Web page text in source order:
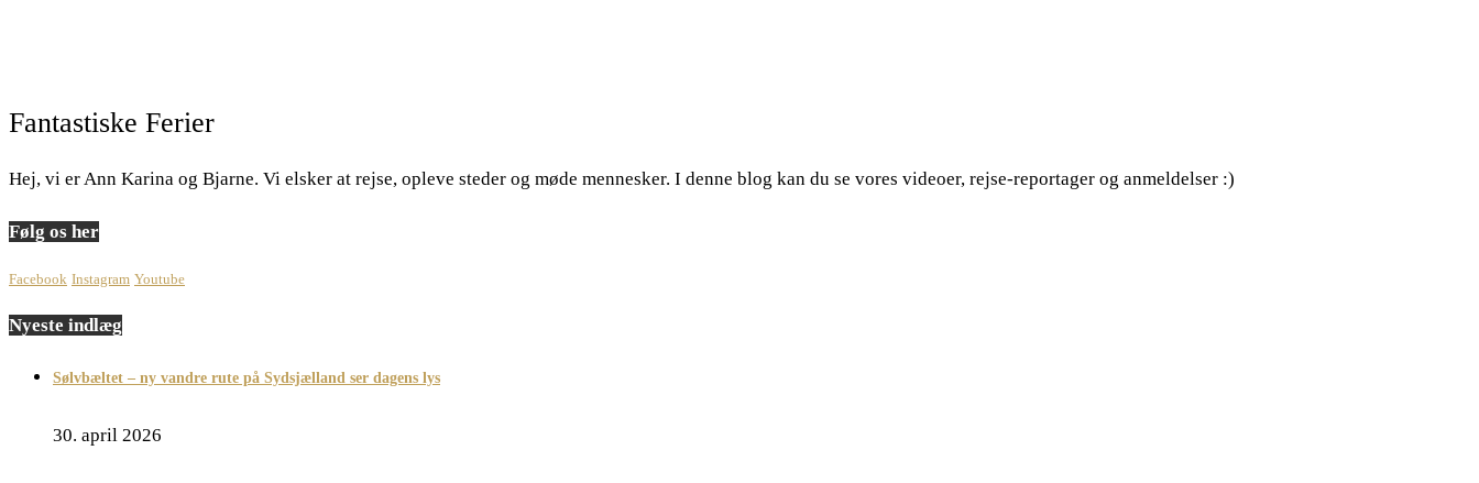
Fantastiske Ferier
Hej, vi er Ann Karina og Bjarne. Vi elsker at rejse, opleve steder og møde mennesker. I denne blog kan du se vores videoer, rejse-reportager og anmeldelser :)
Følg os her
Facebook Instagram Youtube
Nyeste indlæg
Sølvbæltet – ny vandre rute på Sydsjælland ser dagens lys
30. april 2026